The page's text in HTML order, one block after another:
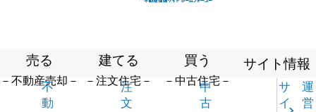
売る
－不動産売却－
不
動
建てる
－注文住宅－
注
文
買う
－中古住宅－
中
古
サイト情報
サ
イ
運
営